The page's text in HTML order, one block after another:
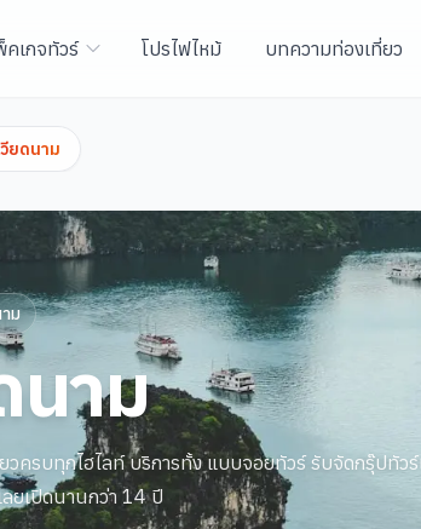
คเกจทัวร์ โปรไฟไหม้ บทความท่องเที่ยว
วียดนาม
ม
นาม
วครบทุกไฮไลท์ บริการทั้ง แบบจอยทัวร์ รับจัดกรุ๊ปทัวร์
ลยเปิดนานกว่า 14 ปี